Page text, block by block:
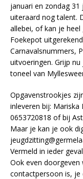
januari en zondag
uiteraard nog talent.
allebei, of kan je
Foekepot
Carnavalsnummers,
uitvoeringen. Grijp
toneel van
Opgavenstrookjes
inleveren bij:
0653720818 of bij
Maar je kan je ook
Vermeld in ieder
Ook even
contactpersoon is, je